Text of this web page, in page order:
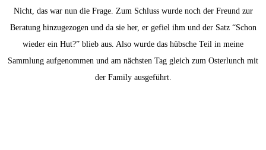
Nicht, das war nun die Frage. Zum Schluss wurde noch der Freund zur
Beratung hinzugezogen und da sie her, er gefiel ihm und der Satz “Schon
wieder ein Hut?” blieb aus. Also wurde das hübsche Teil in meine
Sammlung aufgenommen und am nächsten Tag gleich zum Osterlunch mit
der Family ausgeführt.